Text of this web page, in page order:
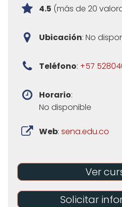
4.5 (más de 20
Ubicación: No
Teléfono: +57
Horario:
No disponible
Web: sena.edu.co
Ver
Solicitar